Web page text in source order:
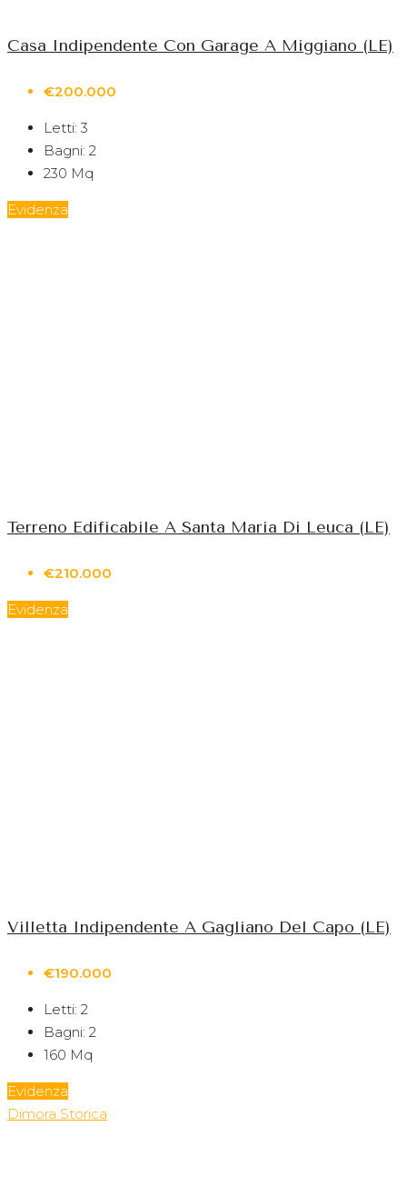
Casa Indipendente Con Garage A Miggiano (LE)
€200.000
Letti: 3
Bagni: 2
230 Mq
Evidenza
Terreno Edificabile A Santa Maria Di Leuca (LE)
€210.000
Evidenza
Villetta Indipendente A Gagliano Del Capo (LE)
€190.000
Letti: 2
Bagni: 2
160 Mq
Evidenza
Dimora Storica